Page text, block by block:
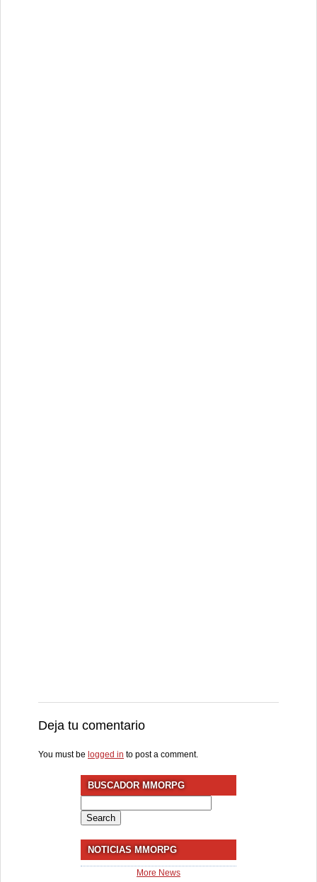
Deja tu comentario
You must be logged in to post a comment.
BUSCADOR MMORPG
for:
NOTICIAS MMORPG
More News